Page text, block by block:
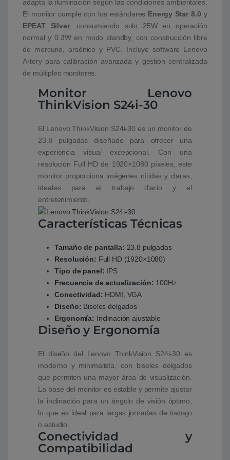
adapta la iluminación según las condiciones ambientales.
El monitor cumple con los estándares Energy Star 8.0 y
EPEAT Silver, consumiendo solo 25W en operación
normal y 0.3W en modo standby, con construcción libre
de mercurio, arsénico y PVC. Incluye software Lenovo
Artery para calibración avanzada y gestión centralizada
de múltiples monitores.
Monitor Lenovo
ThinkVision S24i-30
El Lenovo ThinkVision S24i-30 es un monitor de
23.8 pulgadas diseñado para ofrecer una
experiencia visual excepcional. Con una
resolución Full HD de 1920×1080 píxeles, este
monitor proporciona imágenes nítidas y claras,
ideales para el trabajo diario y el
entretenimiento.
Características Técnicas
Tamaño de pantalla: 23.8 pulgadas
Resolución: Full HD (1920×1080)
Tipo de panel: IPS
Frecuencia de actualización: 100Hz
Conectividad: HDMI, VGA
Diseño: Biseles delgados
Ergonomía: Inclinación ajustable
Diseño y Ergonomía
El diseño del Lenovo ThinkVision S24i-30 es
moderno y minimalista, con biseles delgados
que permiten una mayor área de visualización.
La base del monitor es estable y permite ajustar
la inclinación para un ángulo de visión óptimo,
lo que es ideal para largas jornadas de trabajo
o estudio.
Conectividad y
Compatibilidad